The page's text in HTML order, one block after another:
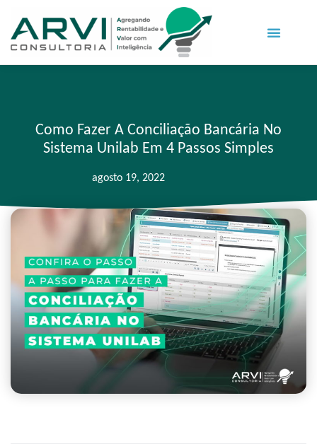
Como Fazer A Conciliação Bancária No
Sistema Unilab Em 4 Passos Simples
agosto 19, 2022